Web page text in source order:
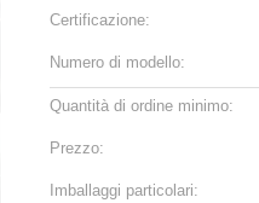
Certificazione:
Numero di modello:
Quantità di ordine minimo:
Prezzo:
Imballaggi particolari: